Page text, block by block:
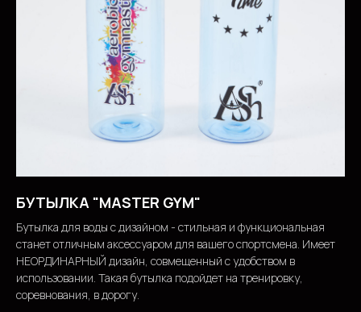
БУТЫЛКА "MASTER GYM"
Бутылка для воды с дизайном - стильная и функциональная
станет отличным аксессуаром для вашего спортсмена. Имеет
НЕОРДИНАРНЫЙ дизайн, совмещенный с удобством в
использовании. Такая бутылка подойдет на тренировку,
соревнования, в дорогу.